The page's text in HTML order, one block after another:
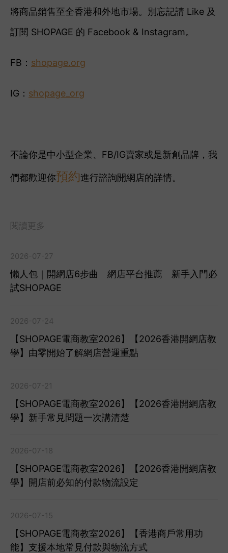
將商品銷售至全香港和外地市場。別忘記請 Like 及
訂閱 SHOPAGE 的 Facebook & Instagram。
FB： shopage.org
IG： shopage_org
不論你是中小型企業、FB/IG賣家或是新創品牌，我
們都歡迎你預約進行諮詢開網店的詳情。
閱讀更多
2026-07-27
懶人包｜開網店6步曲 網店平台推薦 新手入門必
試SHOPAGE
2026-07-24
【SHOPAGE電商教室2026】【2026香港開網店教
學】由零開始了解網店營運重點
2026-07-21
【SHOPAGE電商教室2026】【2026香港開網店教
學】新手常見問題一次講清楚
2026-07-18
【SHOPAGE電商教室2026】【2026香港開網店教
學】開店前必知的付款物流設定
2026-07-15
【SHOPAGE電商教室2026】【香港商戶常用功
能】支援本地常見付款與物流方式